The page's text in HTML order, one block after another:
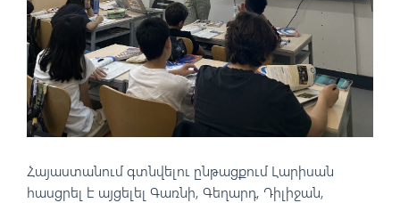
Հայաստանում գտնվելու ընթացքում Լարիսան
հասցրել է այցելել Գառնի, Գեղարդ, Դիլիջան,